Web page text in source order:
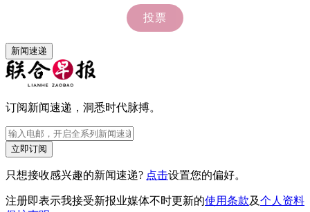
新闻速递
订阅新闻速递，洞悉时代脉搏。
立即订阅
只想接收感兴趣的新闻速递? 点击设置您的偏好。
注册即表示我接受新报业媒体不时更新的使用条款及个人资料